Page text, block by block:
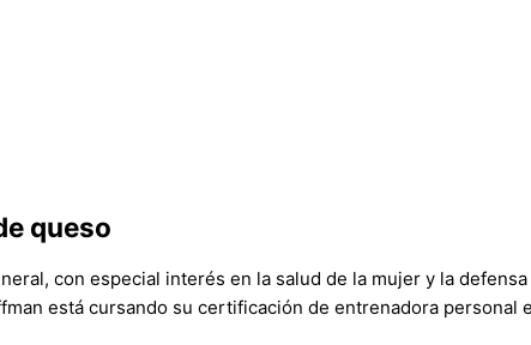
queso
con especial interés en la salud de la mujer y la
está cursando su certificación de entrenadora personal